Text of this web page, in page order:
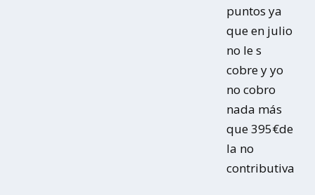
puntos ya
que en julio
no le s
cobre y yo
no cobro
nada más
que 395€de
la no
contributiva